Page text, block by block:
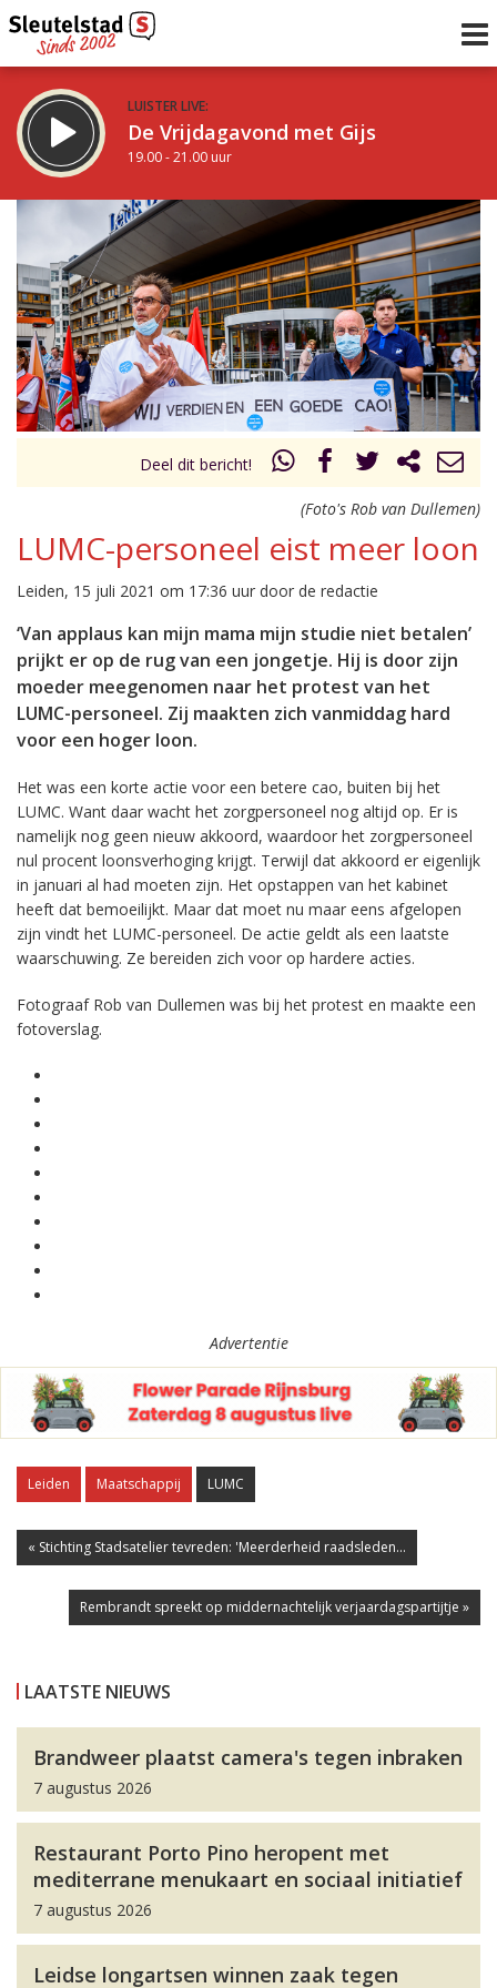
LUISTER LIVE:
De Vrijdagavond met Gijs
19.00 - 21.00 uur
STRAKS:
De avond van Sleutelstad
21.00 - 0.00 uur
Vorig uur
uur 1 van 0 Volgend uur
Inklappen
Deel dit bericht!
(Foto's Rob van Dullemen)
LUMC-personeel eist meer loon
Leiden, 15 juli 2021 om 17:36 uur door de redactie
‘Van applaus kan mijn mama mijn studie niet betalen’
prijkt er op de rug van een jongetje. Hij is door zijn
moeder meegenomen naar het protest van het
LUMC-personeel. Zij maakten zich vanmiddag hard
voor een hoger loon.
Het was een korte actie voor een betere cao, buiten bij het
LUMC. Want daar wacht het zorgpersoneel nog altijd op. Er is
namelijk nog geen nieuw akkoord, waardoor het zorgpersoneel
nul procent loonsverhoging krijgt. Terwijl dat akkoord er eigenlijk
in januari al had moeten zijn. Het opstappen van het kabinet
heeft dat bemoeilijkt. Maar dat moet nu maar eens afgelopen
zijn vindt het LUMC-personeel. De actie geldt als een laatste
waarschuwing. Ze bereiden zich voor op hardere acties.
Fotograaf Rob van Dullemen was bij het protest en maakte een
fotoverslag.
Advertentie
Leiden Maatschappij LUMC
« Stichting Stadsatelier tevreden: 'Meerderheid raadsleden...
Rembrandt spreekt op middernachtelijk verjaardagspartijtje »
LAATSTE NIEUWS
Brandweer plaatst camera's tegen inbraken
7 augustus 2026
Restaurant Porto Pino heropent met
mediterrane menukaart en sociaal initiatief
7 augustus 2026
Leidse longartsen winnen zaak tegen